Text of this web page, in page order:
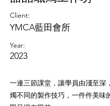
Client:
YMCA藍田會所
Year:
2023
一連三節課堂，讓學員由淺至深
燭不同的製作技巧，一件件美味